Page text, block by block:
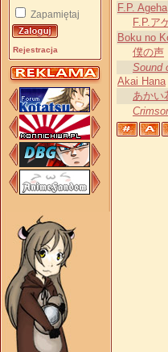
Zapamiętaj
Rejestracja
F.P. Ageha
F.P.ア
Boku no
僕の声
Sound
Akai Hana
あかい